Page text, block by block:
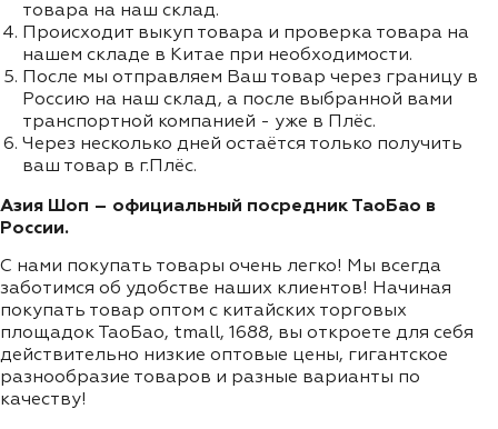
товара на наш склад.
Происходит выкуп товара и проверка товара на
нашем складе в Китае при необходимости.
После мы отправляем Ваш товар через границу в
Россию на наш склад, а после выбранной вами
транспортной компанией - уже в Плёс.
Через несколько дней остаётся только получить
ваш товар в г.Плёс.
Азия Шоп – официальный посредник ТаоБао в
России.
С нами покупать товары очень легко! Мы всегда
заботимся об удобстве наших клиентов! Начиная
покупать товар оптом с китайских торговых
площадок ТаоБао, tmall, 1688, вы откроете для себя
действительно низкие оптовые цены, гигантское
разнообразие товаров и разные варианты по
качеству!